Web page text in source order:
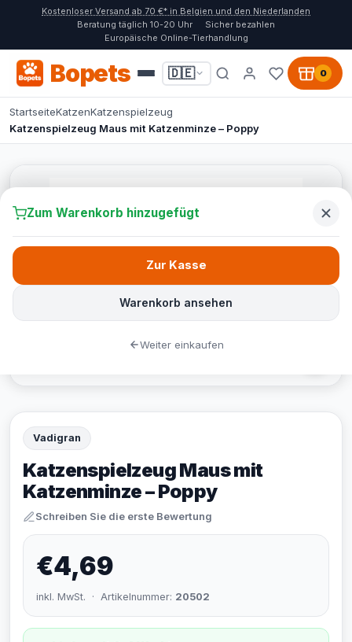
Kostenloser Versand ab 70 €* in Belgien und den Niederlanden
Beratung täglich 10-20 Uhr
Sicher bezahlen
Europäische Online-Tierhandlung
Bopets 🇩🇪 0
StartseiteKatzenKatzenspielzeug
Katzenspielzeug Maus mit Katzenminze – Poppy
Vadigran
Katzenspielzeug Maus mit
Katzenminze – Poppy
Schreiben Sie die erste Bewertung
€4,69
inkl. MwSt. · Artikelnummer: 20502
Zum Warenkorb hinzugefügt
Warenkorb ansehen
Zur Kasse
Weiter einkaufen